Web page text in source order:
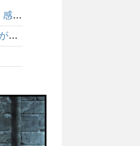
BF6 パッド勢は背面ボタンで強くなれるのか？ゲームパッド「HEXGAMING PHANTOM」感想レビュー
BF6 エイム中にしゃがめないのは不利！パッドで強くなりたいなら背面ボタンを使った方が絶対にいい